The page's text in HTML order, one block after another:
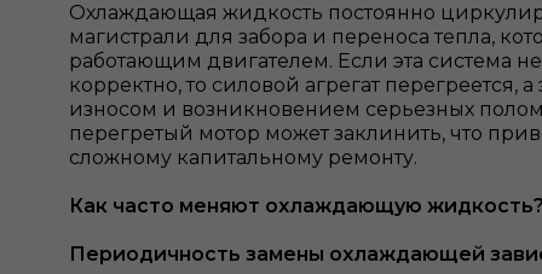
Охлаждающая жидкость постоянно
магистрали для забора и переноса тепла,
работающим двигателем. Если эта система не
корректно, то силовой агрегат перегреется,
износом и возникновением серьезных
перегретый мотор может заклинить, что
сложному капитальному ремонту.
Как часто меняют охлаждающую жидкость?
Периодичность замены охлаждающей